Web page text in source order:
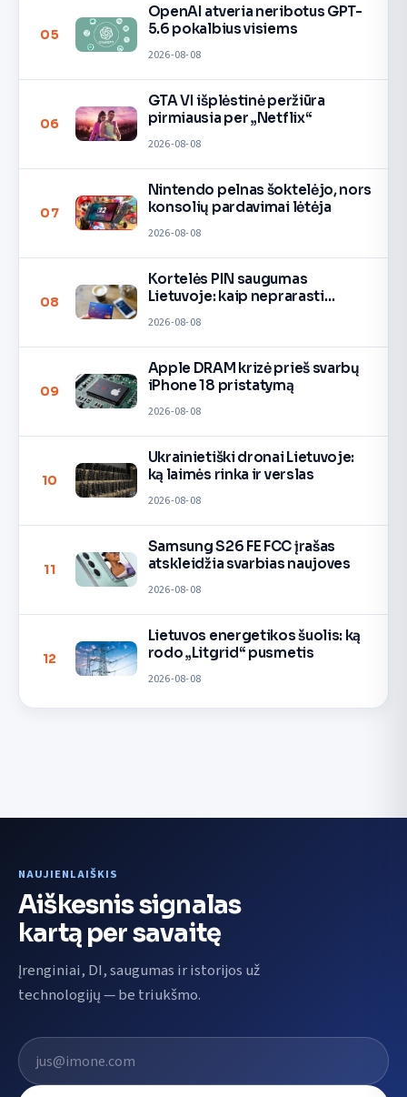
05
OpenAI atveria neribotus GPT-
5.6 pokalbius visiems
2026-08-08
06
GTA VI išplėstinė peržiūra
pirmiausia per „Netflix“
2026-08-08
07
Nintendo pelnas šoktelėjo, nors
konsolių pardavimai lėtėja
2026-08-08
08
Kortelės PIN saugumas
Lietuvoje: kaip neprarasti
2026-08-08
09
Apple DRAM krizė prieš svarbų
iPhone 18 pristatymą
2026-08-08
10
Ukrainietiški dronai Lietuvoje:
ką laimės rinka ir verslas
2026-08-08
11
Samsung S26 FE FCC įrašas
atskleidžia svarbias naujoves
2026-08-08
12
Lietuvos energetikos šuolis: ką
rodo „Litgrid“ pusmetis
2026-08-08
NAUJIENLAIŠKIS
Aiškesnis signalas
kartą per savaitę
Įrenginiai, DI, saugumas ir istorijos už
technologijų — be triukšmo.
El. pašto adresas